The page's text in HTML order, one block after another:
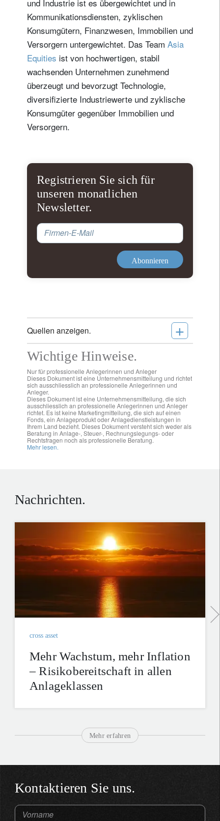
und Industrie ist es übergewichtet und in
Kommunikationsdiensten, zyklischen
Konsumgütern, Finanzwesen, Immobilien und
Versorgern untergewichtet. Das Team Asia
Equities ist von hochwertigen, stabil
wachsenden Unternehmen zunehmend
überzeugt und bevorzugt Technologie,
diversifizierte Industriewerte und zyklische
Konsumgüter gegenüber Immobilien und
Versorgern.
Registrieren Sie sich für
unseren monatlichen
Newsletter.
Firmen-E-Mail
Abonnieren
Quellen anzeigen. +
Wichtige Hinweise.
Nur für professionelle Anlegerinnen und Anleger
Dieses Dokument ist eine Unternehmensmitteilung und richtet
sich ausschliesslich an professionelle Anlegerinnen und
Anleger.
Dieses Dokument ist eine Unternehmensmitteilung, die sich
ausschliesslich an professionelle Anlegerinnen und Anleger
richtet. Es ist keine Marketingmitteilung, die sich auf einen
Fonds, ein Anlageprodukt oder Anlagedienstleistungen in
Ihrem Land bezieht. Dieses Dokument versteht sich weder als
Beratung in Anlage-, Steuer-, Rechnungslegungs- oder
Rechtsfragen noch als professionelle Beratung.
Mehr lesen.
Nachrichten.
cross asset
Mehr Wachstum, mehr Inflation
– Risikobereitschaft in allen
Anlageklassen
Mehr erfahren
Kontaktieren Sie uns.
Vorname